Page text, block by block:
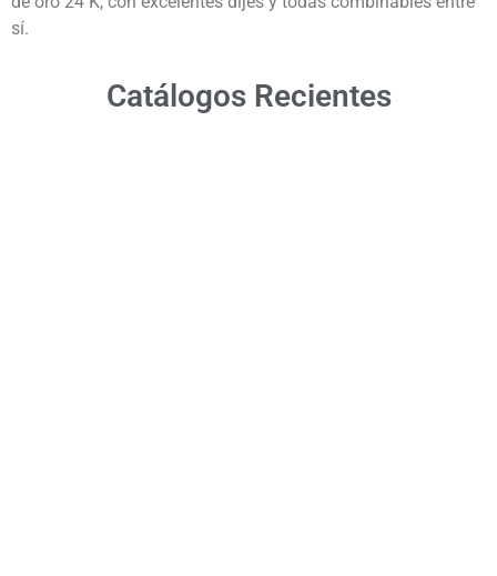
sí.
Catálogos Recientes